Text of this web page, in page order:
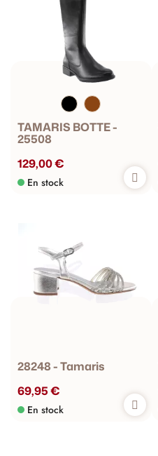
TAMARIS BOTTE -
25508
129,00 €
En stock
28248 - Tamaris
69,95 €
En stock